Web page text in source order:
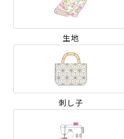
生地
刺し子